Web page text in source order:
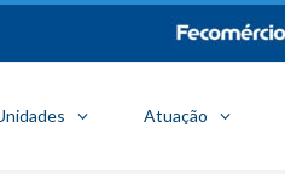
Atuação